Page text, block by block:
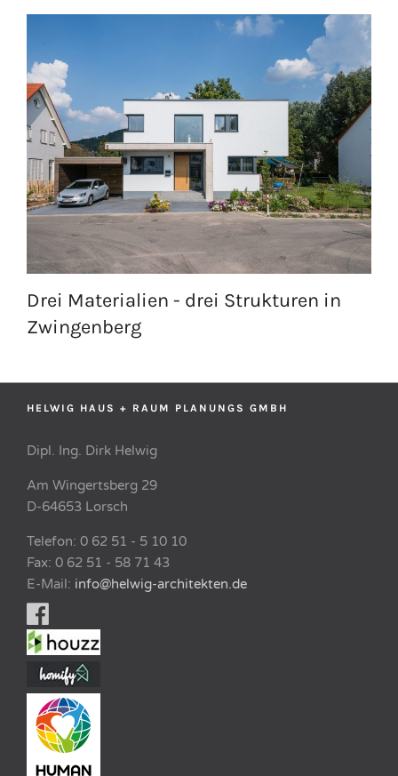
Drei Materialien - drei Strukturen in
Zwingenberg
HELWIG HAUS + RAUM PLANUNGS GMBH
Dipl. Ing. Dirk Helwig
Am Wingertsberg 29
D-64653 Lorsch
Telefon: 0 62 51 - 5 10 10
Fax: 0 62 51 - 58 71 43
E-Mail: info@helwig-architekten.de